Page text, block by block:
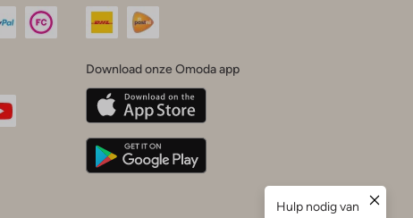
Download onze Omoda app